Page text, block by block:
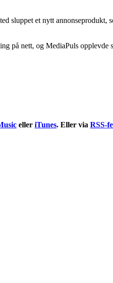
sluppet et nytt annonseprodukt,
på nett, og MediaPuls opplevde
eller iTunes. Eller via RSS-